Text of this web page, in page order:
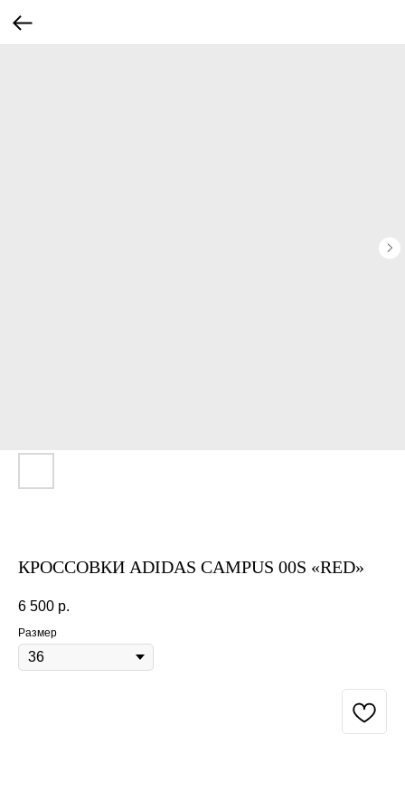
КРОССОВКИ ADIDAS CAMPUS 00S «RED»
6 500 р.
Размер